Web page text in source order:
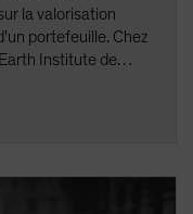
la valorisation
portefeuille. Chez
Institute de
de scénarios liés